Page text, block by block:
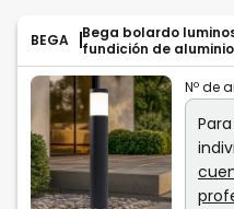
BEGA
Bega bolardo
fundición de aluminio
Nº de